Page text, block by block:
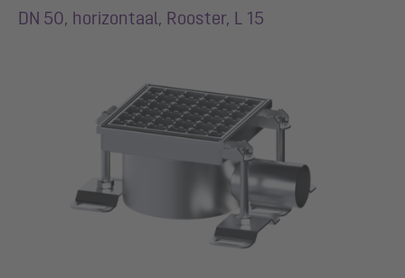
DN 50, horizontaal, Rooster, L 15